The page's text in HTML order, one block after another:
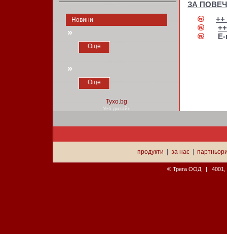
Новини
»
Още
»
Още
Уеб дизайн
ЗА
++
продукти за нас|
© Трега ООД | 4001,